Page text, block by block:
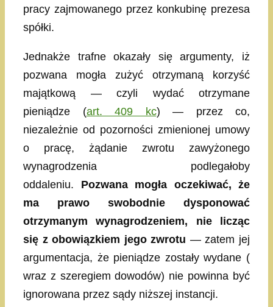
pracy zajmowanego przez konkubinę prezesa
spółki.
Jednakże trafne okazały się argumenty, iż
pozwana mogła zużyć otrzymaną korzyść
majątkową — czyli wydać otrzymane
pieniądze (art. 409 kc) — przez co,
niezależnie od pozorności zmienionej umowy
o pracę, żądanie zwrotu zawyżonego
wynagrodzenia podlegałoby
oddaleniu. Pozwana mogła oczekiwać, że
ma prawo swobodnie dysponować
otrzymanym wynagrodzeniem, nie licząc
się z obowiązkiem jego zwrotu — zatem jej
argumentacja, że pieniądze zostały wydane (
wraz z szeregiem dowodów) nie powinna być
ignorowana przez sądy niższej instancji.